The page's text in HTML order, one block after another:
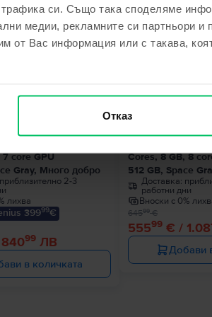
си. Също така споделяме
медии, рекламните си партньори и
от Вас информация или с такава,
Отказ
core GPU
Gray, Много добро
приблизително 2-3
лихва
39999€
99ЛВ
в количката
Cores, 8 GB, 8
512 GB, Space
Доставка:
работни дни
Вноски с 0%
55599 € /
64599€
Добави